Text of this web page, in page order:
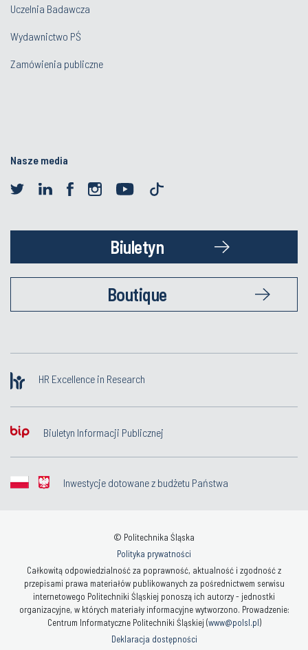
Uczelnia Badawcza
Wydawnictwo PŚ
Zamówienia publiczne
Nasze media
Biuletyn
Boutique
HR Excellence in Research
Biuletyn Informacji Publicznej
Inwestycje dotowane z budżetu Państwa
© Politechnika Śląska
Polityka prywatności
Całkowitą odpowiedzialność za poprawność, aktualność i zgodność z
przepisami prawa materiałów publikowanych za pośrednictwem serwisu
internetowego Politechniki Śląskiej ponoszą ich autorzy - jednostki
organizacyjne, w których materiały informacyjne wytworzono. Prowadzenie:
Centrum Informatyczne Politechniki Śląskiej (www@polsl.pl)
Deklaracja dostępności